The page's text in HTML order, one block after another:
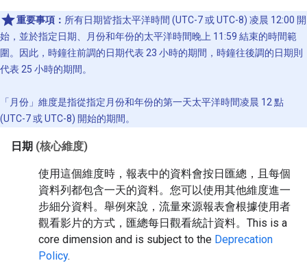
重要事項： 所有日期皆指太平洋時間 (UTC-7 或 UTC-8) 凌晨 12:00 開
始，並於指定日期、月份和年份的太平洋時間晚上 11:59 結束的時間範
圍。因此，時鐘往前調的日期代表 23 小時的期間，時鐘往後調的日期則
代表 25 小時的期間。
「月份」 維度是指從指定月份和年份的第一天太平洋時間凌晨 12 點
(UTC-7 或 UTC-8) 開始的期間。
日期 (核心維度)
使用這個維度時，報表中的資料會按日匯總，且每個
資料列都包含一天的資料。您可以使用其他維度進一
步細分資料。舉例來說，流量來源報表會根據使用者
觀看影片的方式，匯總每日觀看統計資料。 This is a
core dimension and is subject to the Deprecation
Policy.